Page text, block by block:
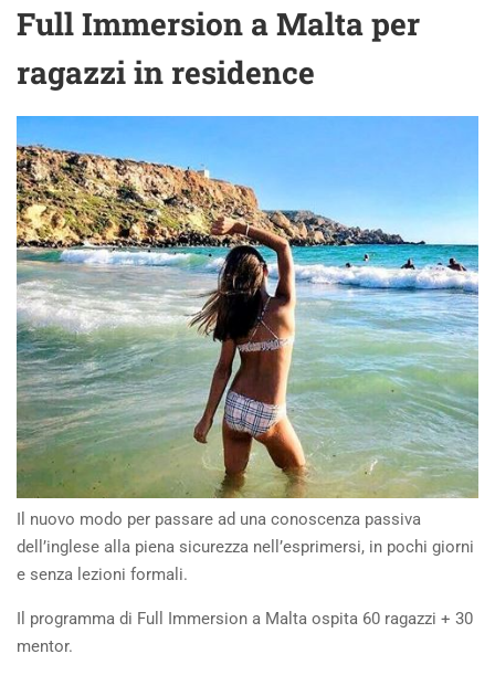
Full Immersion a Malta per
ragazzi in residence
Il nuovo modo per passare ad una conoscenza passiva
dell’inglese alla piena sicurezza nell’esprimersi, in pochi giorni
e senza lezioni formali.
Il programma di Full Immersion a Malta ospita 60 ragazzi + 30
mentor.